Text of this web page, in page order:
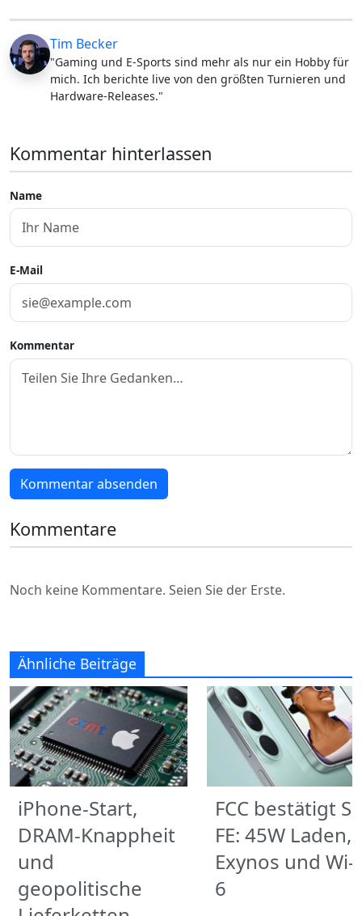
Tim Becker
"Gaming und E-Sports sind mehr als nur ein Hobby für
mich. Ich berichte live von den größten Turnieren und
Hardware-Releases."
Kommentar hinterlassen
Name
E-Mail
Kommentar
Kommentar absenden
Kommentare
Noch keine Kommentare. Seien Sie der Erste.
Ähnliche Beiträge
iPhone-Start,
DRAM-Knappheit
und
geopolitische
FCC bestätigt
FE: 45W Laden,
Exynos und
6